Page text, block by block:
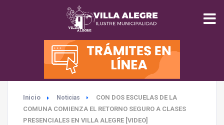
INICIO
MUNICIPALIDAD
SEGURIDAD
Inicio Noticias
CON DOS ESCUELAS DE LA
COMUNA COMIENZA EL RETORNO SEGURO A CLASES
PRESENCIALES EN VILLA ALEGRE [VIDEO]